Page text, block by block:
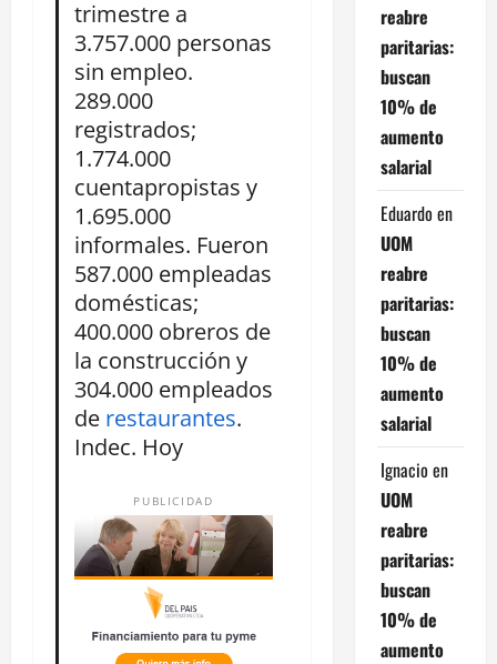
trimestre a
3.757.000 personas
sin empleo.
289.000
registrados;
1.774.000
cuentapropistas y
1.695.000
informales. Fueron
587.000 empleadas
domésticas;
400.000 obreros de
la construcción y
304.000 empleados
de restaurantes.
Indec. Hoy
PUBLICIDAD
reabre
paritarias:
buscan
10% de
aumento
salarial
Eduardo en
UOM
reabre
paritarias:
buscan
10% de
aumento
salarial
Ignacio en
UOM
reabre
paritarias:
buscan
10% de
aumento